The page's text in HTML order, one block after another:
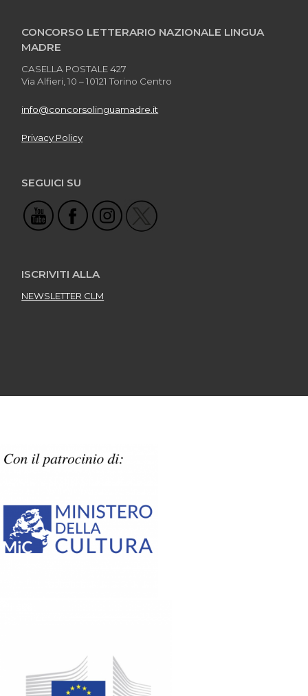
CONCORSO LETTERARIO NAZIONALE LINGUA
MADRE
CASELLA POSTALE 427
Via Alfieri, 10 – 10121 Torino Centro
info@concorsolinguamadre.it
Privacy Policy
SEGUICI SU
ISCRIVITI ALLA
NEWSLETTER CLM